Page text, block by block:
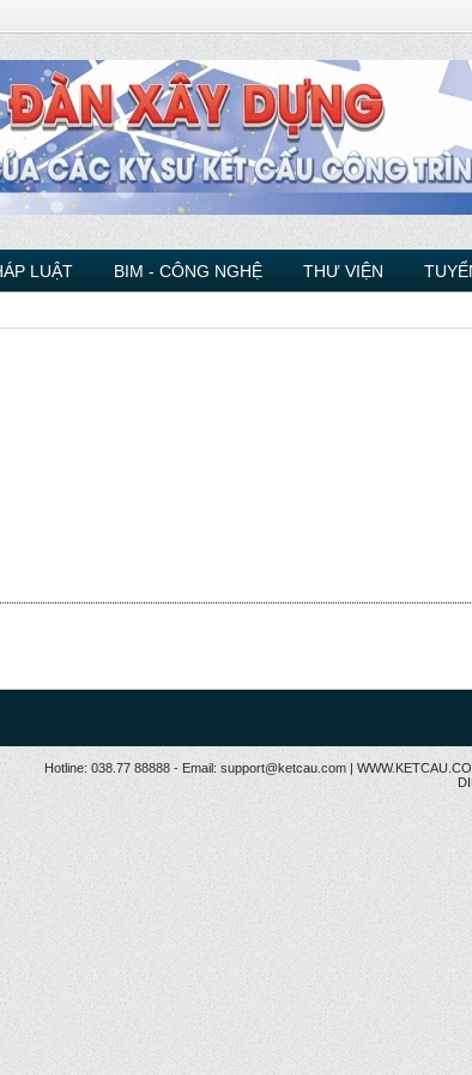
LUẬT BIM - CÔNG NGHỆ THƯ VIỆN
Hotline: 038.77 88888 - Email: support@ketcau.com |